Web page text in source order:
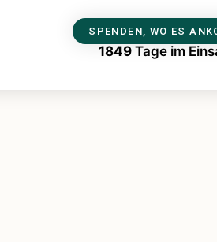
SPENDEN, WO ES
1849 Tage im